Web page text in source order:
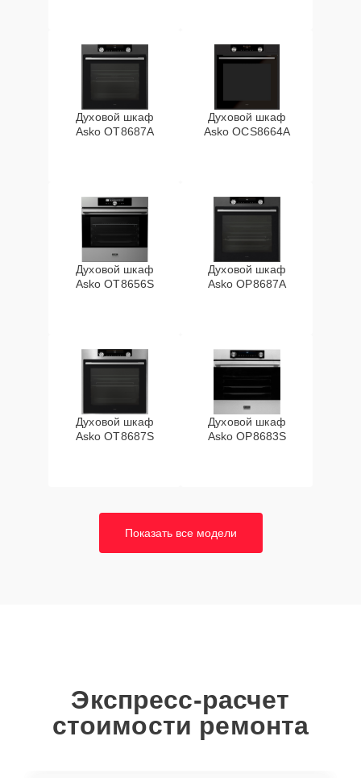
Духовой шкаф
Asko OT8687A
Духовой шкаф
Asko OCS8664A
Духовой шкаф
Asko OT8656S
Духовой шкаф
Asko OP8687A
Духовой шкаф
Asko OT8687S
Духовой шкаф
Asko OP8683S
Показать все модели
Экспресс-расчет
стоимости ремонта